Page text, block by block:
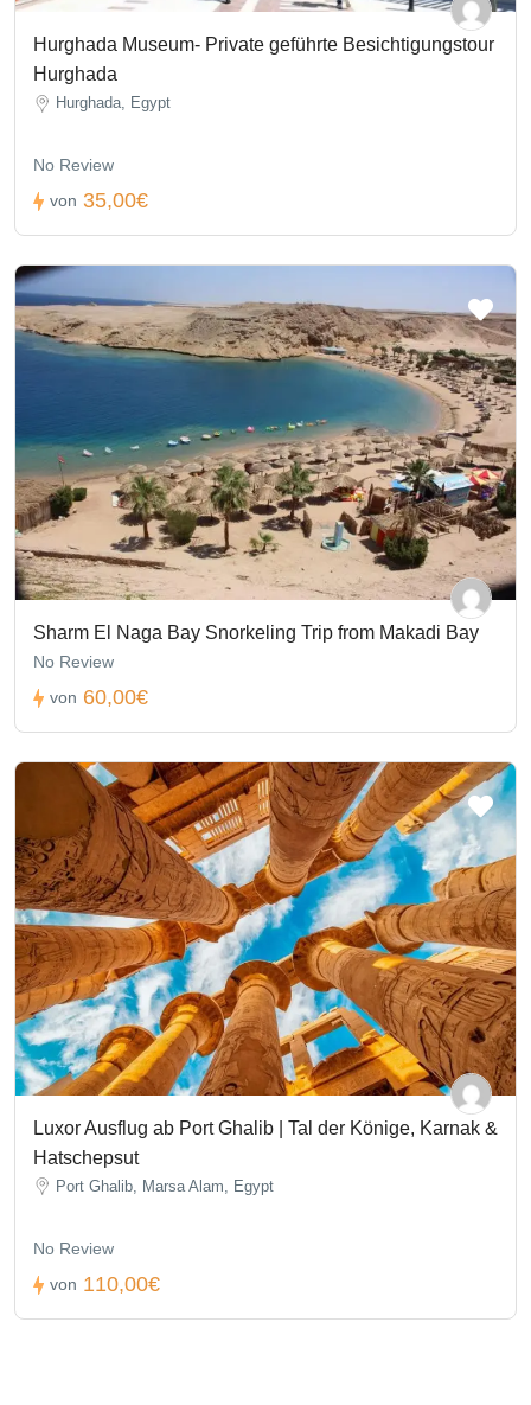
Hurghada Museum- Private geführte Besichtigungstour
Hurghada
Hurghada, Egypt
No Review
von 35,00€
Sharm El Naga Bay Snorkeling Trip from Makadi Bay
No Review
von 60,00€
Luxor Ausflug ab Port Ghalib | Tal der Könige, Karnak &
Hatschepsut
Port Ghalib, Marsa Alam, Egypt
No Review
von 110,00€